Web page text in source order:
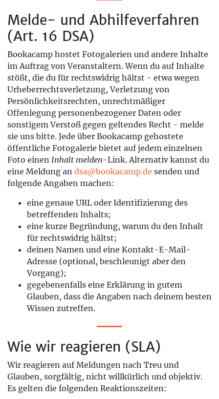
Melde- und Abhilfeverfahren
(Art. 16 DSA)
Bookacamp hostet Fotogalerien und andere Inhalte
im Auftrag von Veranstaltern. Wenn du auf Inhalte
stößt, die du für rechtswidrig hältst - etwa wegen
Urheberrechts­verletzung, Verletzung von
Persönlichkeitsrechten, unrechtmäßiger
Offenlegung personenbezogener Daten oder
sonstigem Verstoß gegen geltendes Recht - melde
sie uns bitte. Jede über Bookacamp gehostete
öffentliche Fotogalerie bietet auf jedem einzelnen
Foto einen Inhalt melden-Link. Alternativ kannst du
eine Meldung an dsa@bookacamp.de senden und
folgende Angaben machen:
eine genaue URL oder Identifizierung des
betreffenden Inhalts;
eine kurze Begründung, warum du den Inhalt
für rechtswidrig hältst;
deinen Namen und eine Kontakt-E-Mail-
Adresse (optional, beschleunigt aber den
Vorgang);
gegebenenfalls eine Erklärung in gutem
Glauben, dass die Angaben nach deinem besten
Wissen zutreffen.
Wie wir reagieren (SLA)
Wir reagieren auf Meldungen nach Treu und
Glauben, sorgfältig, nicht willkürlich und objektiv.
Es gelten die folgenden Reaktionszeiten: